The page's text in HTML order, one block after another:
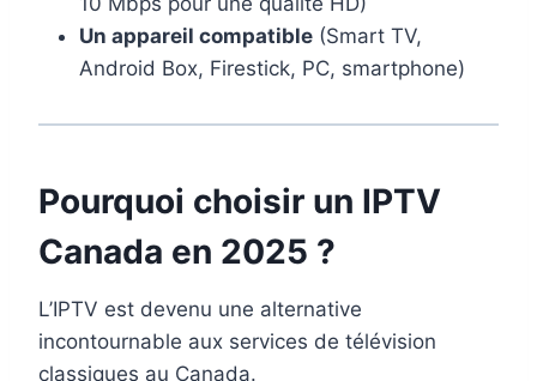
Un appareil compatible (Smart TV,
Android Box, Firestick, PC, smartphone)
Pourquoi choisir un IPTV
Canada en 2025 ?
L’IPTV est devenu une alternative
incontournable aux services de télévision
classiques au Canada.